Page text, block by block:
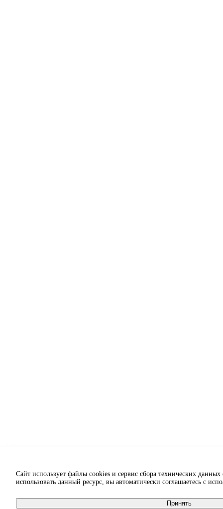
Сайт использует файлы cookies и сервис сбора технических
использовать данный ресурс, вы автоматически соглашаетесь с
Принять